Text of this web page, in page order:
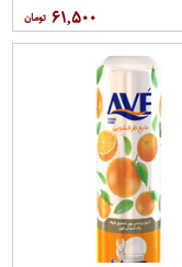
۶۱,۵۰۰